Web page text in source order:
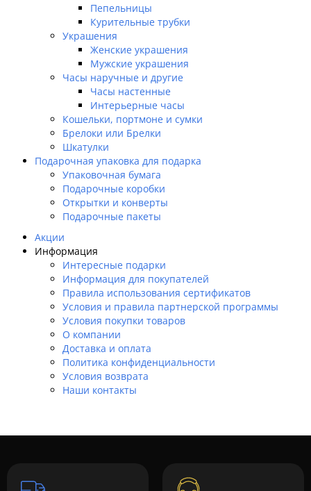
Пепельницы
Курительные трубки
Украшения
Женские украшения
Мужские украшения
Часы наручные и другие
Часы настенные
Интерьерные часы
Кошельки, портмоне и сумки
Брелоки или Брелки
Шкатулки
Подарочная упаковка для подарка
Упаковочная бумага
Подарочные коробки
Открытки и конверты
Подарочные пакеты
Акции
Информация
Интересные подарки
Информация для покупателей
Правила использования сертификатов
Условия и правила партнерской программы
Условия покупки товаров
О компании
Доставка и оплата
Политика конфиденциальности
Условия возврата
Наши контакты